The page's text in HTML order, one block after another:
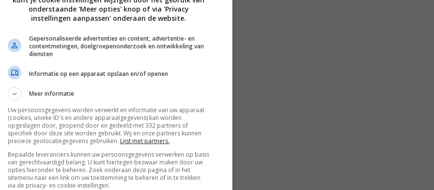
bepaalt wat ermee gebeurt. Het bedrijf wil zo
geven tot deze informatie en daarom is alles nu in
onderstaande 'Meer opties' knop of via 'Privacy
instellingen aanpassen' onderaan de website.
Gepersonaliseerde advertenties en content, advertentie- en
contentmetingen, doelgroepenonderzoek en ontwikkeling van
diensten
Informatie op een apparaat opslaan en/of openen
Meer informatie
Uw persoonsgegevens worden verwerkt en informatie van uw apparaat
(cookies, unieke ID's en andere apparaatgegevens) kan worden
opgeslagen door, geopend door en gedeeld met 332 partners of
specifiek door deze site worden gebruikt. Wij en onze partners kunnen
precieze geolocatiegegevens gebruiken. Lijst met partners.
Bepaalde leveranciers kunnen uw persoonsgegevens verwerken op basis
van gerechtvaardigd belang. U kunt hiertegen bezwaar maken door uw
opties hieronder te beheren. Zoek onderaan deze pagina of in het
sitemenu naar een link om uw toestemming te beheren of in te trekken
via de privacy- en cookie-instellingen.